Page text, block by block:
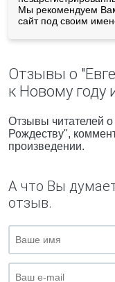
Мы рекомендуем
сайт под своим
Отзывы о
к Новому году
Отзывы читателей о
Рождеству",
произведении.
А что Вы
отзыв.